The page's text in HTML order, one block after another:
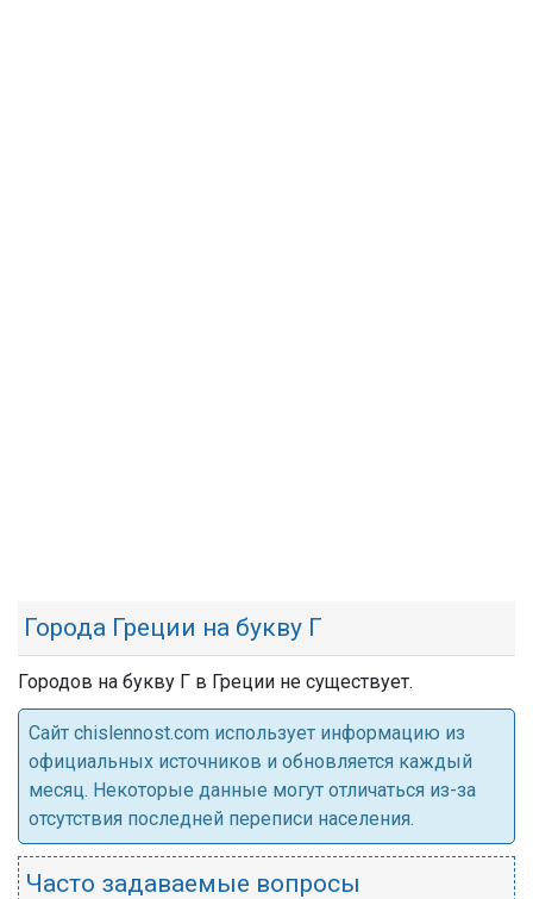
Города Греции на букву Г
Городов на букву Г в Греции не существует.
Cайт chislennost.com использует информацию из
официальных источников и обновляется каждый
месяц. Некоторые данные могут отличаться из-за
отсутствия последней переписи населения.
Часто задаваемые вопросы